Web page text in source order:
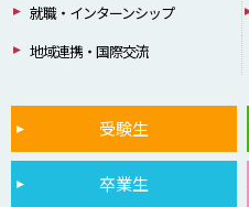
就職・インターンシップ
地域連携・国際交流
受験生
卒業生